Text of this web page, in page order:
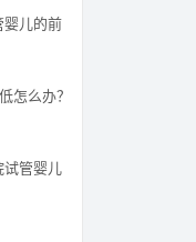
婴儿的前
怎么办？
试管婴儿